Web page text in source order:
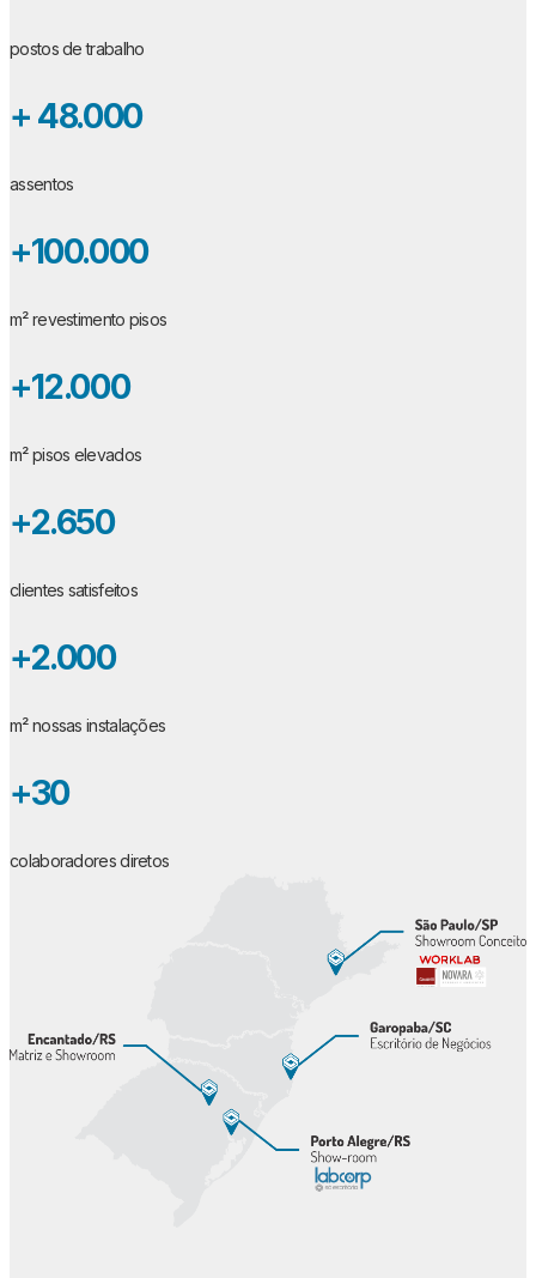
postos de trabalho
+ 48.000
assentos
+100.000
m² revestimento pisos
+12.000
m² pisos elevados
+2.650
clientes satisfeitos
+2.000
m² nossas instalações
+30
colaboradores diretos